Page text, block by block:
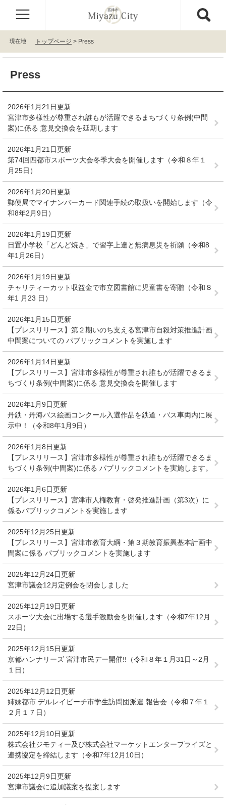
頭
。
飛
て
現在地 トップページ > Press
Press
2026年1月21日更新
宮津市多様性が尊重され誰もが活躍できるまちづくり条例(中間
案)に係る 意見交換会を延期します
2026年1月21日更新
第74回四都市スポーツ大会冬季大会を開催します（令和８年１
月25日）
2026年1月20日更新
郵便局でマイナンバーカード関連手続の取扱いを開始します（令
和8年2月9日）
2026年1月19日更新
日置小学校「どんど焼き」で習字上達と無病息災を祈願（令和8
年1月26日）
2026年1月19日更新
チャリティーカット収益金で市立図書館に児童書を寄贈（令和８
年1 月23 日）
2026年1月15日更新
【プレスリリース】第２期いのち支える宮津市自殺対策推進計画
中間案についての パブリックコメントを実施します
2026年1月14日更新
【プレスリリース】宮津市多様性が尊重され誰もが活躍できるま
ちづくり条例(中間案)に係る 意見交換会を開催します
2026年1月9日更新
丹鉄・丹海バス絵画コンクール入選作品を鉄道・バス車両内に展
示中！（令和8年1月9日）
2026年1月8日更新
【プレスリリース】宮津市多様性が尊重され誰もが活躍できるま
ちづくり条例(中間案)に係る パブリックコメントを実施します。
2026年1月6日更新
【プレスリリース】宮津市人権教育・啓発推進計画（第3次）に
係るパブリックコメントを実施します
2025年12月25日更新
【プレスリリース】宮津市教育大綱・第３期教育振興基本計画中
間案に係る パブリックコメントを実施します
2025年12月24日更新
宮津市議会12月定例会を閉会しました
2025年12月19日更新
スポーツ大会に出場する選手激励会を開催します（令和7年12月
22日）
2025年12月15日更新
京都ハンナリーズ 宮津市民デー開催!!（令和８年１月31日～2月
１日）
2025年12月12日更新
姉妹都市 デルレイビーチ市学生訪問団派遣 報告会（令和７年１
２月１７日）
2025年12月10日更新
株式会社ジモティー及び株式会社マーケットエンタープライズと
連携協定を締結します（令和7年12月10日）
2025年12月9日更新
宮津市議会に追加議案を提案します